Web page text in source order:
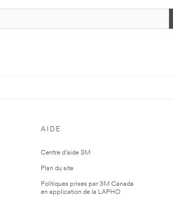
AIDE
Centre d'aide 3M
Plan du site
Politiques prises par 3M Canada
en application de la LAPHO